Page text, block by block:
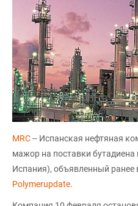
MRC-- Испанская нефтяная
мажор на поставки бутадиена
Испания), объявленный ранее
Polymerupdate.